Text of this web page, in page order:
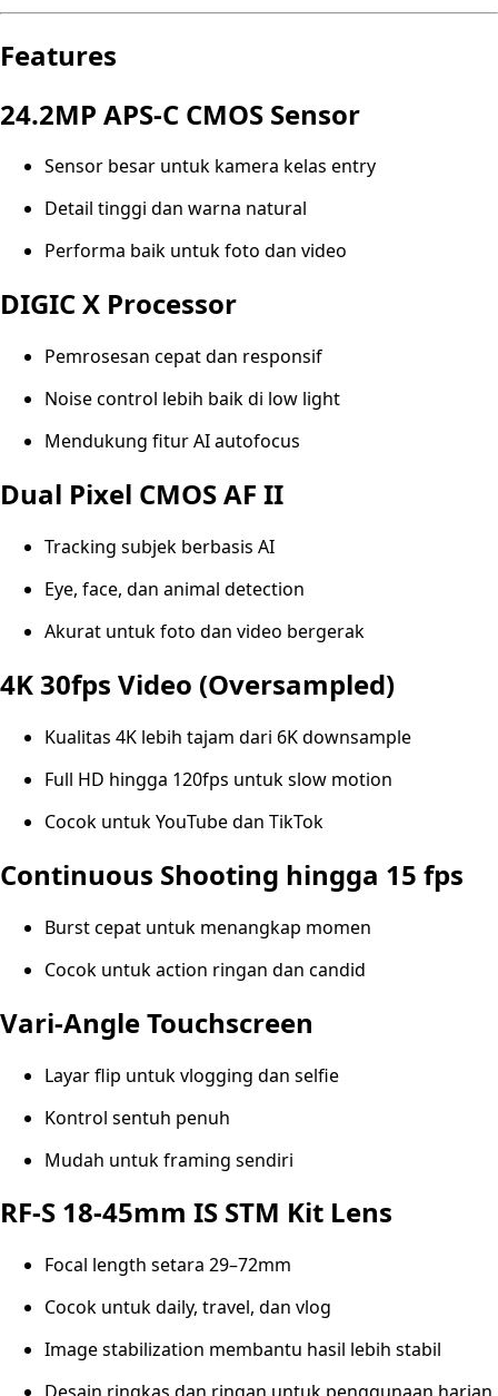
Features
24.2MP APS-C CMOS Sensor
Sensor besar untuk kamera kelas entry
Detail tinggi dan warna natural
Performa baik untuk foto dan video
DIGIC X Processor
Pemrosesan cepat dan responsif
Noise control lebih baik di low light
Mendukung fitur AI autofocus
Dual Pixel CMOS AF II
Tracking subjek berbasis AI
Eye, face, dan animal detection
Akurat untuk foto dan video bergerak
4K 30fps Video (Oversampled)
Kualitas 4K lebih tajam dari 6K downsample
Full HD hingga 120fps untuk slow motion
Cocok untuk YouTube dan TikTok
Continuous Shooting hingga 15 fps
Burst cepat untuk menangkap momen
Cocok untuk action ringan dan candid
Vari-Angle Touchscreen
Layar flip untuk vlogging dan selfie
Kontrol sentuh penuh
Mudah untuk framing sendiri
RF-S 18-45mm IS STM Kit Lens
Focal length setara 29–72mm
Cocok untuk daily, travel, dan vlog
Image stabilization membantu hasil lebih stabil